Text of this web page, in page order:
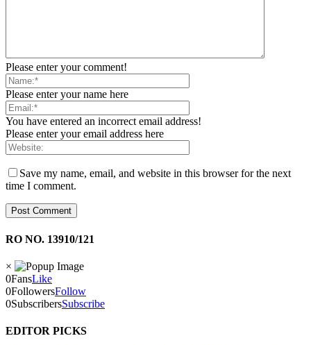
Please enter your comment!
Please enter your name here
You have entered an incorrect email address!
Please enter your email address here
Save my name, email, and website in this browser for the next
time I comment.
RO NO. 13910/121
×
0FansLike
0FollowersFollow
0SubscribersSubscribe
EDITOR PICKS